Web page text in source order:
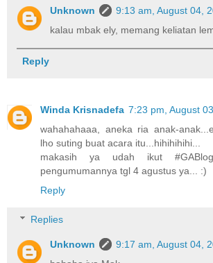
Unknown
9:13 am, August 04,
kalau mbak ely, memang keliatan
Reply
Winda Krisnadefa 7:23 pm, August
wahahahaaa, aneka ria anak-
lho suting buat acara itu...hihihihihi...
makasih ya udah ikut
pengumumannya tgl 4 agustus ya... :)
Reply
Replies
Unknown
9:17 am, August 04,